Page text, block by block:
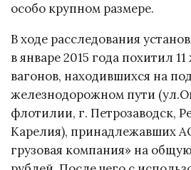
особо крупном размере.
В ходе расследования
в январе 2015 года похитил
вагонов, находившихся на
железнодорожном пути
флотилии, г. Петрозаводск,
Карелия), принадлежавших
грузовая компания» на